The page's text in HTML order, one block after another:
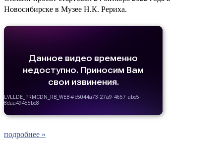
Новосибирске в Музее Н.К. Рериха.
подробнее »